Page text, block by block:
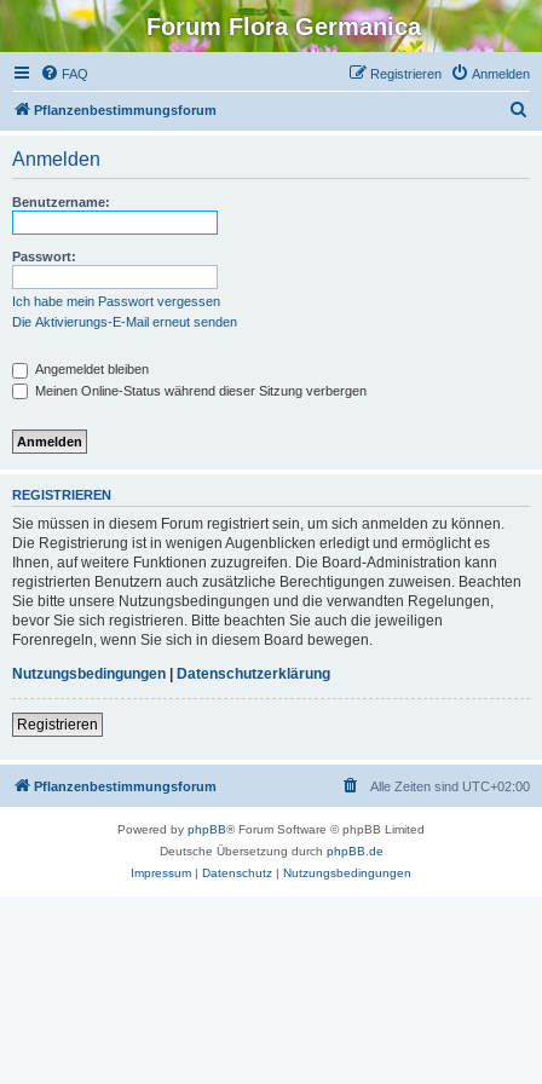
Forum Flora Germanica
FAQ Anmelden
Registrieren
Pflanzenbestimmungsforum
Anmelden
Benutzername:
Passwort:
Ich habe mein Passwort vergessen
Die Aktivierungs-E-Mail erneut senden
Angemeldet bleiben
Meinen Online-Status während dieser Sitzung verbergen
REGISTRIEREN
Sie müssen in diesem Forum registriert sein, um sich anmelden zu können.
Die Registrierung ist in wenigen Augenblicken erledigt und ermöglicht es
Ihnen, auf weitere Funktionen zuzugreifen. Die Board-Administration kann
registrierten Benutzern auch zusätzliche Berechtigungen zuweisen. Beachten
Sie bitte unsere Nutzungsbedingungen und die verwandten Regelungen,
bevor Sie sich registrieren. Bitte beachten Sie auch die jeweiligen
Forenregeln, wenn Sie sich in diesem Board bewegen.
Nutzungsbedingungen | Datenschutzerklärung
Registrieren
Pflanzenbestimmungsforum Alle Zeiten sind UTC+02:00
Powered by phpBB® Forum Software © phpBB Limited
Deutsche Übersetzung durch phpBB.de
Impressum | Datenschutz | Nutzungsbedingungen